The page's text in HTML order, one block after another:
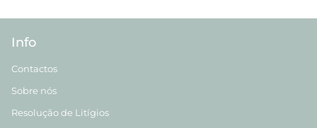
Info
Contactos
Sobre nós
Resolução de Litígios